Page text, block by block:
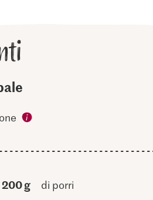
200 g di porri